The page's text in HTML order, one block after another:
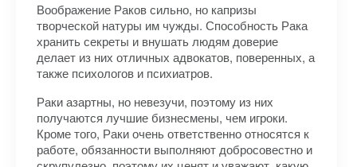
Воображение Раков сильно, но капризы
творческой натуры им чужды. Способность Рака
хранить секреты и внушать людям доверие
делает из них отличных адвокатов, поверенных, а
также психологов и психиатров.
Раки азартны, но невезучи, поэтому из них
получаются лучшие бизнесмены, чем игроки.
Кроме того, Раки очень ответственно относятся к
работе, обязанности выполняют добросовестно и